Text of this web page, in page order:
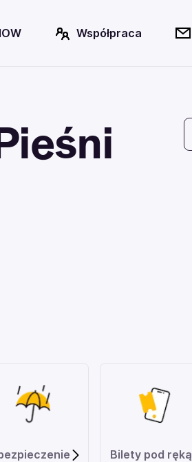
Współpraca
Bilety pod ręką